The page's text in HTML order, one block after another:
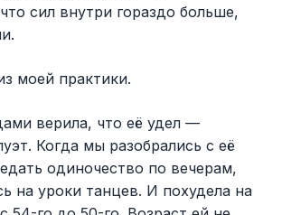
сил внутри гораздо больше,
моей практики.
верила, что её удел —
Когда мы разобрались с её
одиночество по вечерам,
на уроки танцев. И похудела на